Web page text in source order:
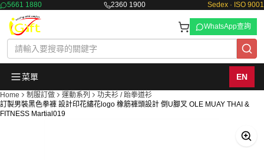
5661 1880 2360 1900 Sedex · ISO 9001
WhatsApp查詢
菜單 EN
Home 制服訂做 運動系列
功夫衫 / 跆拳道衫
訂製男裝黑色拳褲 設計印花繡花logo 橡筋褲頭設計 倒U腳叉 OLE MUAY THAI &
FITNESS Martial019